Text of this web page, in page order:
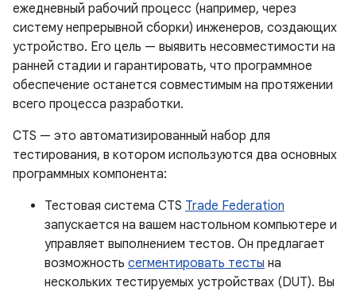
ежедневный рабочий процесс (например, через
систему непрерывной сборки) инженеров, создающих
устройство. Его цель — выявить несовместимости на
ранней стадии и гарантировать, что программное
обеспечение останется совместимым на протяжении
всего процесса разработки.
CTS — это автоматизированный набор для
тестирования, в котором используются два основных
программных компонента:
Тестовая система CTS Trade Federation
запускается на вашем настольном компьютере и
управляет выполнением тестов. Он предлагает
возможность сегментировать тесты на
нескольких тестируемых устройствах (DUT). Вы